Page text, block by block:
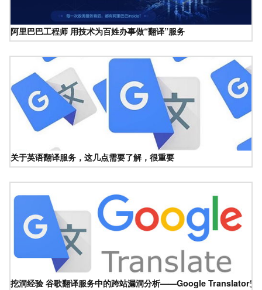
阿里巴巴工程师 用技术为百姓办事做“翻译”服务
关于英语翻译服务，这几点需要了解，很重要
挖洞经验 谷歌翻译服务中的跨站漏洞分析——Google Translator安